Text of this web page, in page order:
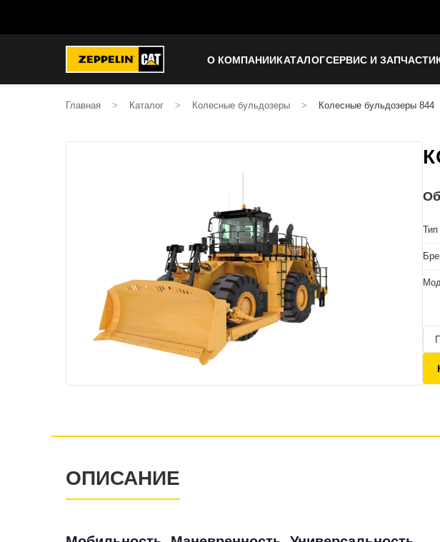
О КОМПАНИИКАТАЛОГСЕРВИС И ЗАПЧАСТИ
Главная > Каталог > Колесные бульдозеры > Колесные бульдозеры 844
Тип
ОПИСАНИЕ